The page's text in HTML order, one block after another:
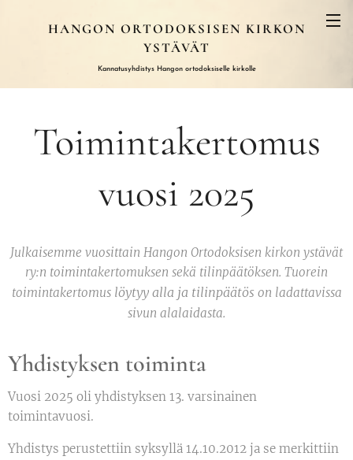
HANGON ORTODOKSISEN KIRKON
YSTÄVÄT
Kannatusyhdistys Hangon ortodoksiselle kirkolle
Toimintakertomus
vuosi 2025
Julkaisemme vuosittain Hangon Ortodoksisen kirkon ystävät
ry:n toimintakertomuksen sekä tilinpäätöksen. Tuorein
toimintakertomus löytyy alla ja tilinpäätös on ladattavissa
sivun alalaidasta.
Yhdistyksen toiminta
Vuosi 2025 oli yhdistyksen 13. varsinainen
toimintavuosi.
Yhdistys perustettiin syksyllä 14.10.2012 ja se merkittiin